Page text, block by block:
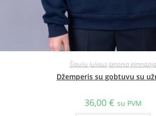
Šiauliu Juliaus Janonio gimnazija
Džemperis su gobtuvu su
36,00 € su PVM